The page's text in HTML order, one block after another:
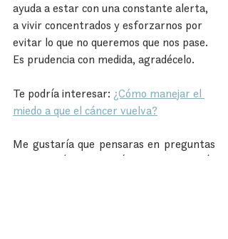
ayuda a estar con una constante alerta,
a vivir concentrados y esforzarnos por
evitar lo que no queremos que nos pase.
Es prudencia con medida, agradécelo.
Te podría interesar: ¿Cómo manejar el
miedo a que el cáncer vuelva?
Me gustaría que pensaras en preguntas
como ¿qué te gustaría vivir y no estás